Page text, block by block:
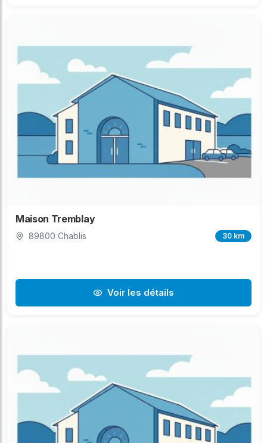
Maison Tremblay
89800 Chablis 30 km
Voir les détails